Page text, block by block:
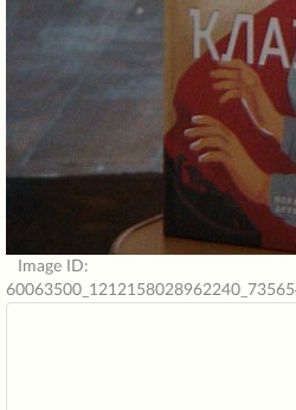
Image ID: